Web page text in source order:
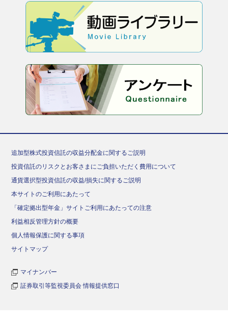
追加型株式投資信託の収益分配金に関するご説明
投資信託のリスクとお客さまにご負担いただく費用について
通貨選択型投資信託の収益/損失に関するご説明
本サイトのご利用にあたって
「確定拠出型年金」サイトご利用にあたっての注意
利益相反管理方針の概要
個人情報保護に関する事項
サイトマップ
マイナンバー
証券取引等監視委員会 情報提供窓口